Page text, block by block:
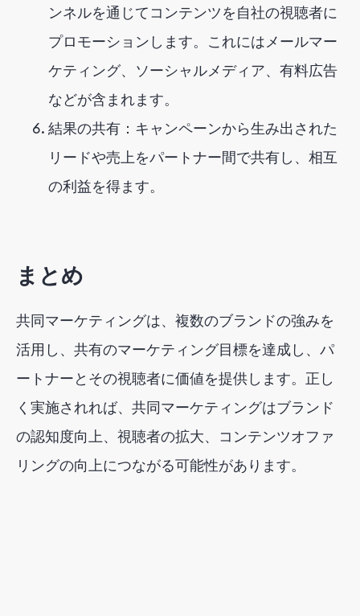
ンネルを通じてコンテンツを自社の視聴者に
プロモーションします。これにはメールマー
ケティング、ソーシャルメディア、有料広告
などが含まれます。
結果の共有：キャンペーンから生み出された
リードや売上をパートナー間で共有し、相互
の利益を得ます。
まとめ
共同マーケティングは、複数のブランドの強みを
活用し、共有のマーケティング目標を達成し、パ
ートナーとその視聴者に価値を提供します。正し
く実施されれば、共同マーケティングはブランド
の認知度向上、視聴者の拡大、コンテンツオファ
リングの向上につながる可能性があります。